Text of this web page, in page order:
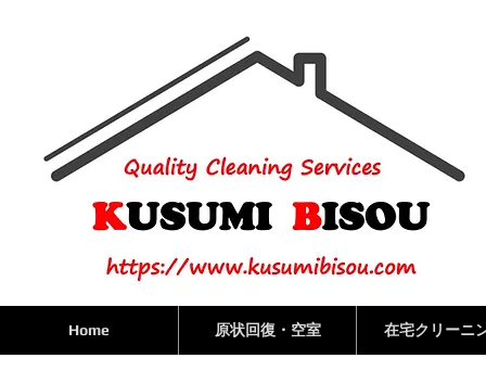
Home 原状回復・空室 在宅クリーニ